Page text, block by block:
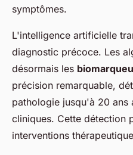
symptômes.
L'intelligence artificielle
diagnostic précoce. Les
désormais les
précision remarquable,
pathologie jusqu'à 20 ans
cliniques. Cette détection
interventions